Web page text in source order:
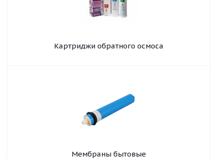
Картриджи обратного осмоса
Мембраны бытовые